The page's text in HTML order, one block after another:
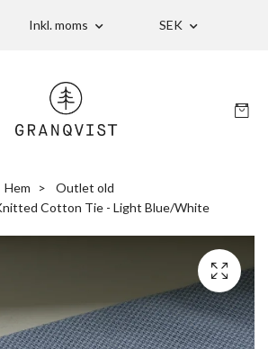
Inkl. moms SEK
Hem
Outlet old
Cotton Tie - Light Blue/White